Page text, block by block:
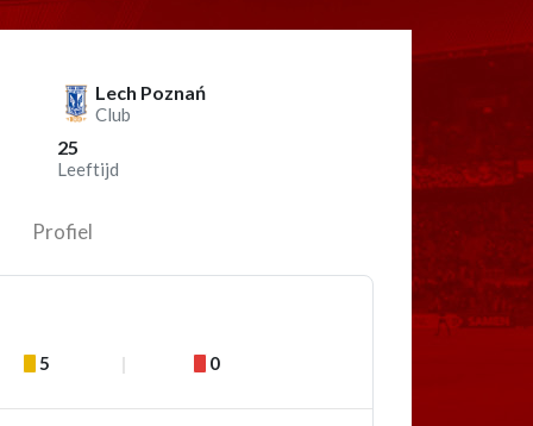
Lech Poznań
Club
25
Leeftijd
Profiel
5 0